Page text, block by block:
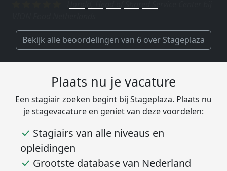
Bekijk alle beoordelingen van 6 over Stageplaza
Plaats nu je vacature
Een stagiair zoeken begint bij Stageplaza. Plaats nu
je stagevacature en geniet van deze voordelen:
Stagiairs van alle niveaus en
opleidingen
Grootste database van Nederland